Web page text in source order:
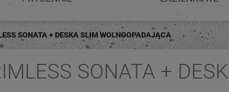
SONATA + DESKA SLIM WOLNOOPADAJĄCA
SONATA +